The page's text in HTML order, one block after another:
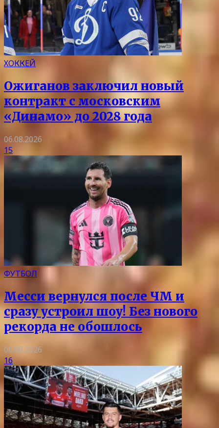
ХОККЕЙ
Ожиганов заключил новый
контракт с московским
«Динамо» до 2028 года
06.08.2026
15
ФУТБОЛ
Месси вернулся после ЧМ и
сразу устроил шоу! Без нового
рекорда не обошлось
06.08.2026
16